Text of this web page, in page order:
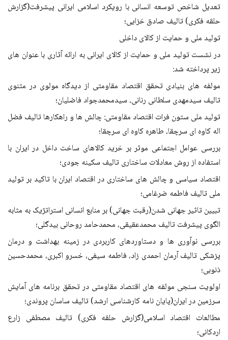
تعدیل شاخص توسعه انسانی با رویکرد اسلامی ایرانی پیشرفت(گزارش
حلقه فکری) تالیف صادق خزایی؛
تولید ملی و حمایت از کالای داخلی
در نشست تولید ملی و حمایت از کالای ایرانی به ارائه آثاری با عنوان های
زیر پرداخته شد:
مولفه های بنیادی تحقق اقتصاد مقاومتی از دیدگاه مولوی در مثنوی
تالیف سیدمهدی سلطانی رنانی، سیدمحمدجواد فاضلیان؛
تولید ملی ستون فرات اقتصاد مقاومتی: چالش ها و راهکارها تالیف فضل
اله کاوه ای سرچقا، طاهره کاوه ای سرچقا؛
بررسی عوامل اجتماعی موثر بر خرید کالاهای ساخت داخل در ایران با
استفاده از روش معادلات ساختاری تالیف سکینه جودی؛
اقتصاد سیاسی و چالش های ساختاری در اقتصاد ایران با تاکید بر تولید
ملی تالیف فاطمه ضرغامی؛
تبیین تاثیر جهانی شدن(رقبت جهانی) بر منابع انسانی استراتژیک به مثابه
الگوی پیشرفت تالیف محمدعقیقی، محمدحامد روحانی بیدگلی؛
بررسی نوآوری ها و دستاوردهای کاربردی در زمینه بهداشت و درمان
پزشکی تالیف آرمان احمدی زاد، فاطمه سیفی، خسرو اکبری، محمدحسین
ذنوبی؛
اولویت سنجی مولفه های اقتصاد مقاومتی در تحقق برنامه های آمایش
سرزمین در ایران(پایان نامه کارشناسی ارشد) تالیف ساسان پروندی؛
مطالعات اقتصاد اسلامی(گزارش حلقه فکری) تالیف مصطفی زارع
اردکانی؛